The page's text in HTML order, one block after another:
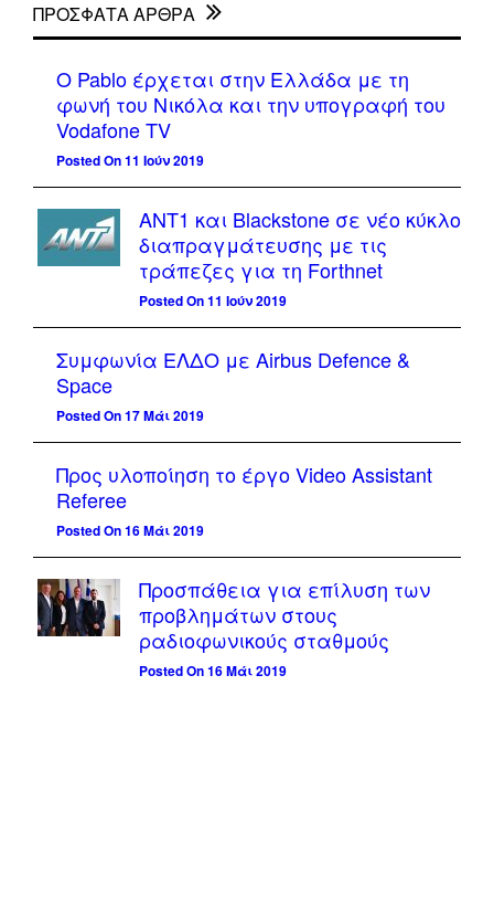
ΠΡΌΣΦΑΤΑ ΆΡΘΡΑ
Ο Pablo έρχεται στην Ελλάδα με τη
φωνή του Νικόλα και την υπογραφή του
Vodafone TV
Posted On 11 Ιούν 2019
ΑΝΤ1 και Blackstone σε νέο κύκλο
διαπραγμάτευσης με τις
τράπεζες για τη Forthnet
Posted On 11 Ιούν 2019
Συμφωνία ΕΛΔΟ με Airbus Defence &
Space
Posted On 17 Μάι 2019
Προς υλοποίηση το έργο Video Assistant
Referee
Posted On 16 Μάι 2019
Προσπάθεια για επίλυση των
προβλημάτων στους
ραδιοφωνικούς σταθμούς
Posted On 16 Μάι 2019